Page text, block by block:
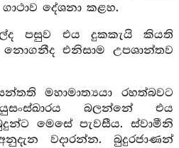
දේශනා කළහ.
පසුව එය දුකකැයි කියති
නොගනීද එනිසාම උපශාන්තව
මහාමාත්‍යයා රහත්බවට
බලන්නේ එය
මෙසේ පැවසීය. ස්වාමීනි
වදාරන්න. බුදුරජාණන්